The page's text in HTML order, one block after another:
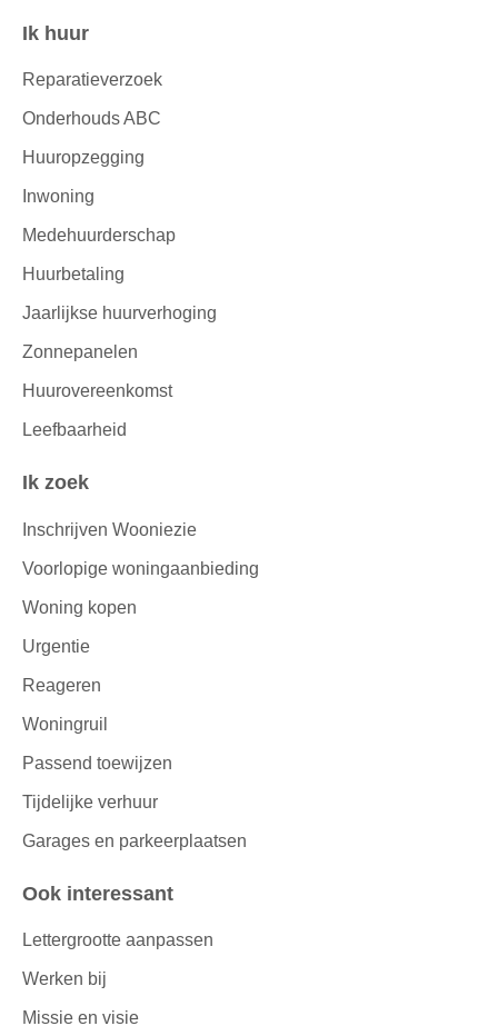
Contactinformatie
Ik huur
Reparatieverzoek
Onderhouds ABC
Huuropzegging
Inwoning
Medehuurderschap
Huurbetaling
Jaarlijkse huurverhoging
Zonnepanelen
Huurovereenkomst
Leefbaarheid
Ik zoek
Inschrijven Wooniezie
Voorlopige woningaanbieding
Woning kopen
Urgentie
Reageren
Woningruil
Passend toewijzen
Tijdelijke verhuur
Garages en parkeerplaatsen
Ook interessant
Lettergrootte aanpassen
Werken bij
Missie en visie